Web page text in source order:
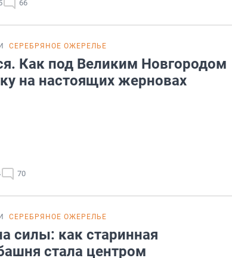
66
СЕРЕБРЯНОЕ ОЖЕРЕЛЬЕ
Как под Великим Новгородом
на настоящих жерновах
70
СЕРЕБРЯНОЕ ОЖЕРЕЛЬЕ
силы: как старинная
стала центром